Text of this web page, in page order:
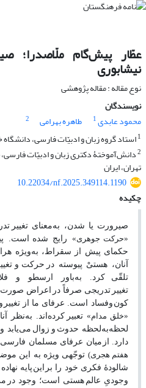
عطّار پیش‌گام ملّاصدرا؛
نیشابوری
نوع مقاله : مقاله پژوهشی
نویسندگان
محمود عابدی1 طاهره بهرامی
2
1استاد گروه زبان و ادبیّات فارسی، دانشگاه
2دانش‌آموختۀ دکتری زبان و ادبیّات
تهران، ایران
10.22034/nf.2025.349114.1190
چکیده
صیرورت یا شدن، به‌معنای تغییر
«حرکت جوهری» رایج شده
است.
حکمای پیش از سقراط، به‌ویژه
آنان، هستیْ پیوسته در حرکت و
تلقّی
‌کرد. به‌باور ارسطو و‌
تغییر تدریجی صرفاً در اعراض صورت‌
کون و‌فساد است. عرفای ما از تغییر و
«خلق مدام»تعبیر‌ کرده‌اند. به‌نظر
لحظه‌‌به‌لحظه حدوث و‌ زوال می‌یابد
دارد. از میان عرفای مسلمان
هفتم هجری) توجّهی ویژه‌ به این
شالودۀ فکری خود را بر
این پایه نهاده‌
وجودیِ عالم هستی است؛ وجود در